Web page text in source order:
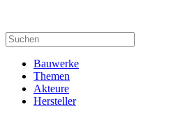
Bauwerke
Themen
Akteure
Hersteller